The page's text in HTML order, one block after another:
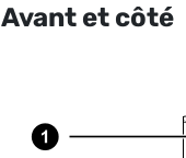
Avant et côté